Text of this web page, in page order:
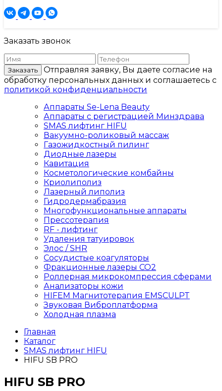
Заказать звонок
Заказать
Отправляя заявку, Вы даете согласие на
обработку персональных данных и соглашаетесь c
политикой конфиденциальности
Аппараты Se-Lena Beauty
Аппараты с регистрацией Минздрава
SMAS лифтинг HIFU
Вакуумно-роликовый массаж
Газожидкостный пилинг
Диодные лазеры
Кавитация
Косметологические комбайны
Криолиполиз
Лазерный липолиз
Гидродермабразия
Многофункциональные аппараты
Прессотерапия
RF - лифтинг
Удаления татуировок
Элос / SHR
Сосудистые коагуляторы
Фракционные лазеры СО2
Роллерная микрокомпрессия сферами
Анализаторы кожи
HIFEM Магнитотерапия EMSCULPT
Звуковая Виброплатформа
Холодная плазма
Главная
Каталог
SMAS лифтинг HIFU
HIFU SB PRO
HIFU SB PRO